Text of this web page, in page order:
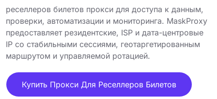
реселлеров билетов прокси для доступа к данным,
проверки, автоматизации и мониторинга. MaskProxy
предоставляет резидентские, ISP и дата-центровые
IP со стабильными сессиями, геотаргетированным
маршрутом и управляемой ротацией.
Купить Прокси Для Реселлеров Билетов